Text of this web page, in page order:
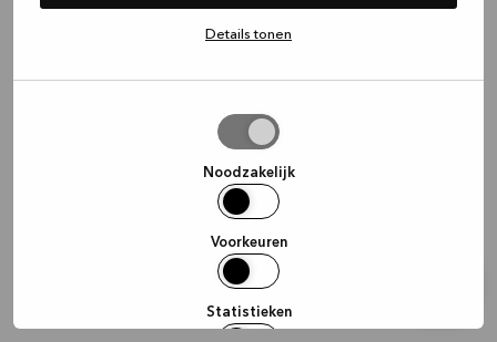
Details tonen
Noodzakelijk
Voorkeuren
Statistieken